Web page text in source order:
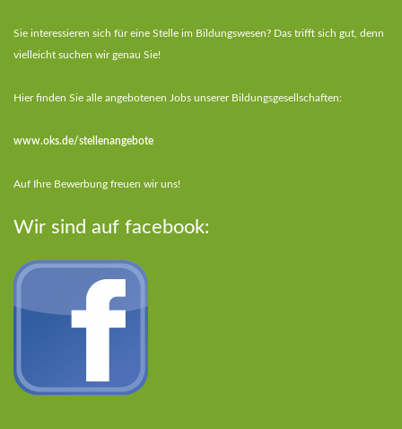
Sie interessieren sich für eine Stelle im Bildungswesen? Das trifft sich gut, denn
vielleicht suchen wir genau Sie!
Hier finden Sie alle angebotenen Jobs unserer Bildungsgesellschaften:
www.oks.de/stellenangebote
Auf Ihre Bewerbung freuen wir uns!
Wir sind auf facebook: